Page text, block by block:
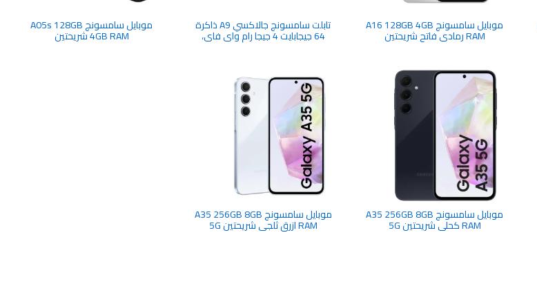
موبايل سامسونج A16 128GB 4GB
RAM رمادي فاتح شريحتين
تابلت سامسونج جالاكسي A9 ذاكرة
64 جيجابايت 4 جيجا رام واي فاي،
موبايل سامسونج A05s 128GB
4GB RAM شريحتين
موبايل سامسونج A35 256GB 8GB
RAM كحلي شريحتين 5G
موبايل سامسونج A35 256GB 8GB
RAM ازرق ثلجي شريحتين 5G